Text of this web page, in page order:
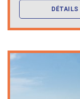
DÉTAILS